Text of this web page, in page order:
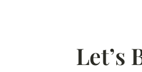
Let’s